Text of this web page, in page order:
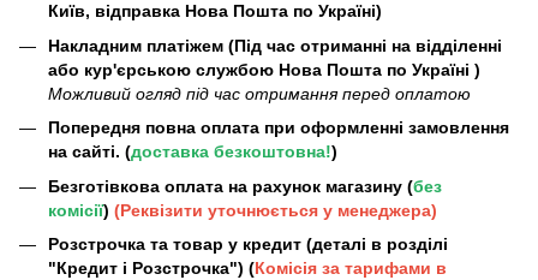
Київ, відправка Нова Пошта по Україні)
Накладним платіжем (Під час отриманні на відділенні
або кур'єрською службою Нова Пошта по Україні )
Можливий огляд під час отримання перед оплатою
Попередня повна оплата при оформленні замовлення
на сайті. (доставка безкоштовна!)
Безготівкова оплата на рахунок магазину (без
комісії) (Реквізити уточнюється у менеджера)
Розстрочка та товар у кредит (деталі в розділі
"Кредит і Розстрочка") (Комісія за тарифами в